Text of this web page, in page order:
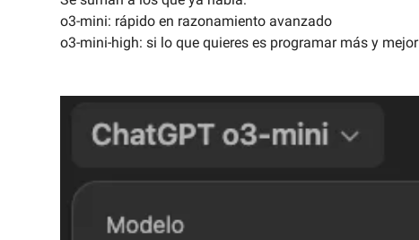
o3-mini: rápido en razonamiento avanzado
o3-mini-high: si lo que quieres es programar más y mejor